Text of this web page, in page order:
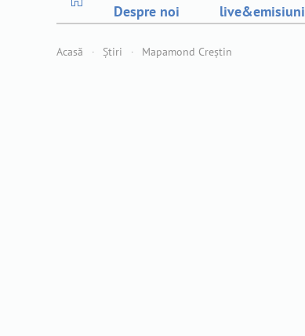
Despre noi live&emisiuni
Acasă Știri Mapamond Creștin